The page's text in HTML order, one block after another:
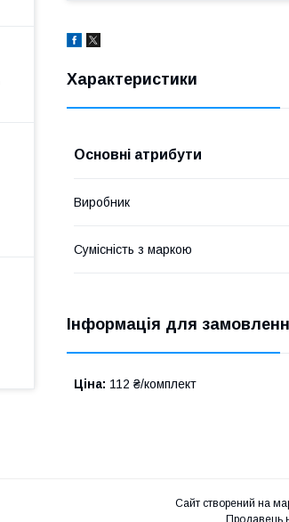
Характеристики
Основні атрибути
Виробник
Сумісність з маркою
Інформація для
Ціна: 112 ₴/комплект
Сайт створений на